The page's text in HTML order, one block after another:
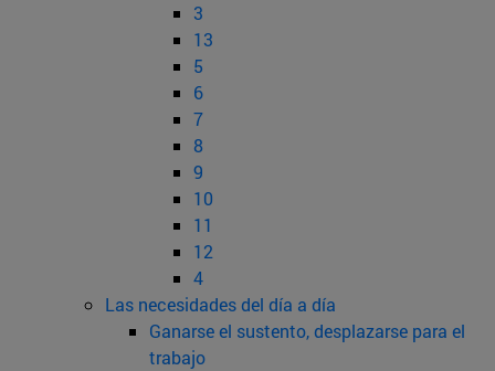
3
13
5
6
7
8
9
10
11
12
4
Las necesidades del día a día
Ganarse el sustento, desplazarse para el
trabajo